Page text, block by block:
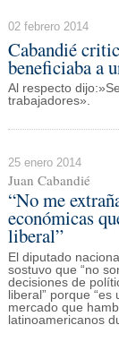
02 febrero 2014
Cabandié
beneficiaba a
Al respecto
trabajadores».
25 enero 2014
Juan Cabandié
“No me
económicas
liberal”
El diputado
sostuvo que “no
decisiones de
liberal” porque
mercado que
latinoamericanos